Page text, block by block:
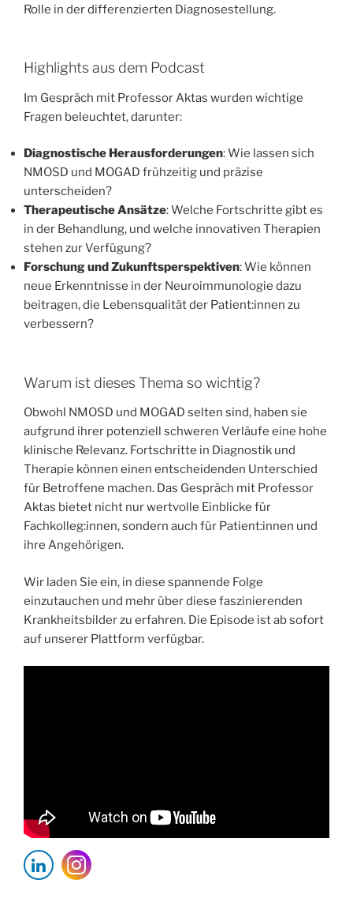
Rolle in der differenzierten Diagnosestellung.
Highlights aus dem Podcast
Im Gespräch mit Professor Aktas wurden wichtige
Fragen beleuchtet, darunter:
Diagnostische Herausforderungen: Wie lassen sich
NMOSD und MOGAD frühzeitig und präzise
unterscheiden?
Therapeutische Ansätze: Welche Fortschritte gibt es
in der Behandlung, und welche innovativen Therapien
stehen zur Verfügung?
Forschung und Zukunftsperspektiven: Wie können
neue Erkenntnisse in der Neuroimmunologie dazu
beitragen, die Lebensqualität der Patient:innen zu
verbessern?
Warum ist dieses Thema so wichtig?
Obwohl NMOSD und MOGAD selten sind, haben sie
aufgrund ihrer potenziell schweren Verläufe eine hohe
klinische Relevanz. Fortschritte in Diagnostik und
Therapie können einen entscheidenden Unterschied
für Betroffene machen. Das Gespräch mit Professor
Aktas bietet nicht nur wertvolle Einblicke für
Fachkolleg:innen, sondern auch für Patient:innen und
ihre Angehörigen.
Wir laden Sie ein, in diese spannende Folge
einzutauchen und mehr über diese faszinierenden
Krankheitsbilder zu erfahren. Die Episode ist ab sofort
auf unserer Plattform verfügbar.